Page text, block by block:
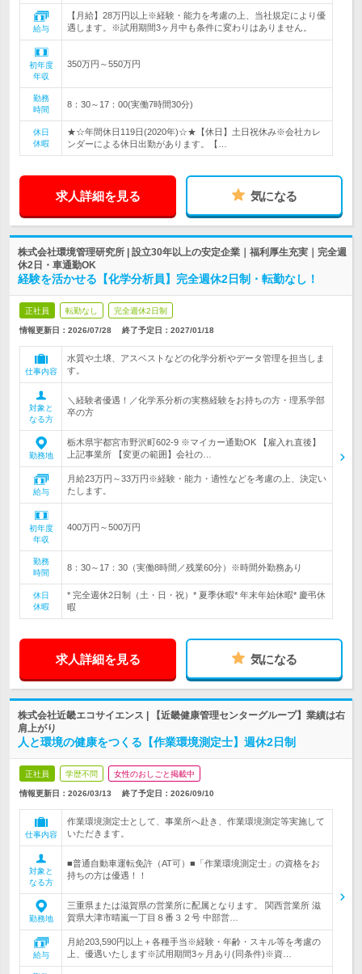
給与
【月給】28万円以上※経験・能力を考慮の上、当社規定により優
遇します。※試用期間3ヶ月中も条件に変わりはありません。
初年度
年収
350万円～550万円
勤務
時間
8：30～17：00(実働7時間30分)
休日
休暇
★☆年間休日119日(2020年)☆★【休日】土日祝休み※会社カレ
ンダーによる休日出勤があります。【…
求人詳細を見る 気になる
株式会社環境管理研究所 | 設立30年以上の安定企業｜福利厚生充実｜完全週
休2日・車通勤OK
経験を活かせる【化学分析員】完全週休2日制・転勤なし！
正社員 転勤なし 完全週休2日制
情報更新日：2026/07/28 終了予定日： 2027/01/18
仕事内容
水質や土壌、アスベストなどの化学分析やデータ管理を担当しま
す。
対象と
なる方
＼経験者優遇！／化学系分析の実務経験をお持ちの方・理系学部
卒の方
勤務地
栃木県宇都宮市野沢町602-9 ※マイカー通勤OK 【雇入れ直後】
上記事業所 【変更の範囲】会社の…
給与
月給23万円～33万円※経験・能力・適性などを考慮の上、決定い
たします。
初年度
年収
400万円～500万円
勤務
時間
8：30～17：30（実働8時間／残業60分）※時間外勤務あり
休日
休暇
* 完全週休2日制（土・日・祝）* 夏季休暇* 年末年始休暇* 慶弔休
暇
求人詳細を見る 気になる
株式会社近畿エコサイエンス | 【近畿健康管理センターグループ】業績は右
肩上がり
人と環境の健康をつくる【作業環境測定士】週休2日制
正社員 学歴不問 女性のおしごと掲載中
情報更新日：2026/03/13 終了予定日： 2026/09/10
仕事内容
作業環境測定士として、事業所へ赴き、作業環境測定等実施して
いただきます。
対象と
なる方
■普通自動車運転免許（AT可）■「作業環境測定士」の資格をお
持ちの方は優遇！！
勤務地
三重県または滋賀県の営業所に配属となります。 関西営業所 滋
賀県大津市晴嵐一丁目８番３２号 中部営…
給与
月給203,590円以上＋各種手当※経験・年齢・スキル等を考慮の
上、優遇いたします※試用期間3ヶ月あり(同条件)※資…